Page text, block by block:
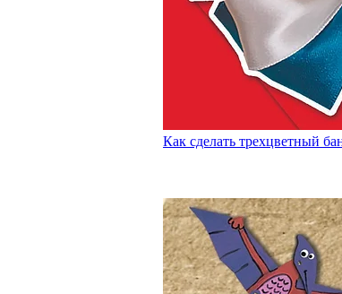
Как сделать трехцветный